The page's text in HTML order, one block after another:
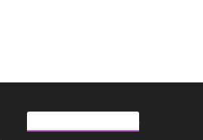
ARTIKEL LAINNYA